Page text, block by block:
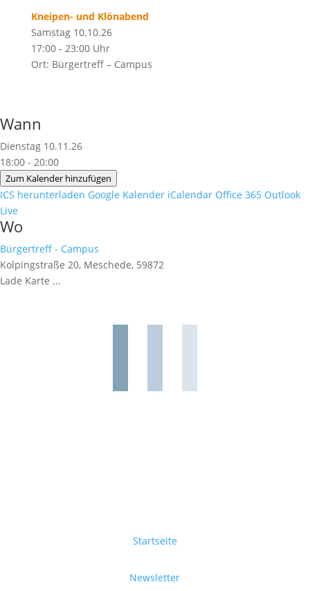
Kneipen- und Klönabend
Samstag 10.10.26
17:00 - 23:00 Uhr
Ort: Bürgertreff – Campus
Wann
Dienstag 10.11.26
18:00 - 20:00
Zum Kalender hinzufügen
ICS herunterladen Google Kalender iCalendar Office 365 Outlook
Live
Wo
Bürgertreff - Campus
Kolpingstraße 20, Meschede, 59872
Lade Karte ...
Startseite
Newsletter